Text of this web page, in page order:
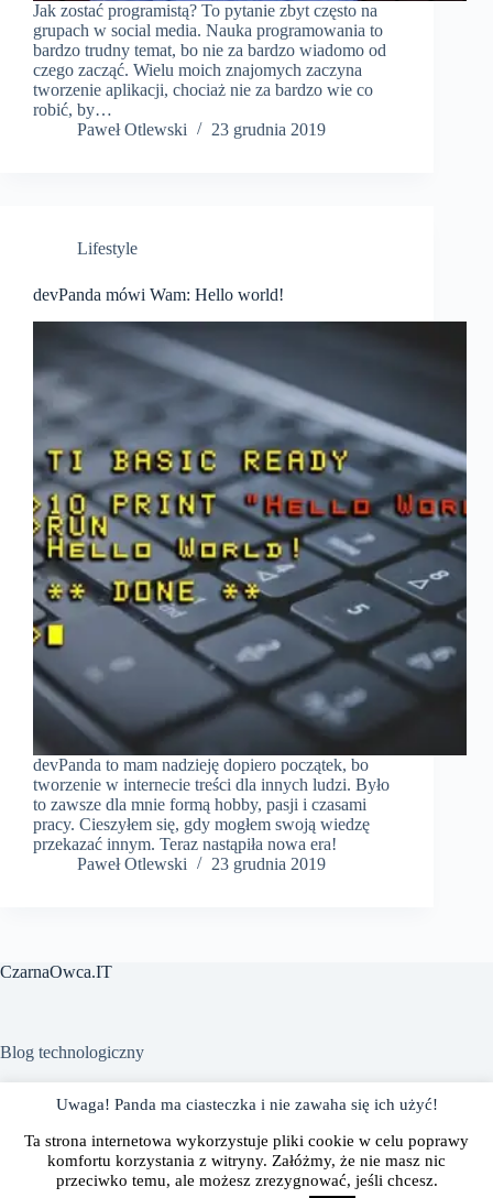
Jak zostać programistą? To pytanie zbyt często na
grupach w social media. Nauka programowania to
bardzo trudny temat, bo nie za bardzo wiadomo od
czego zacząć. Wielu moich znajomych zaczyna
tworzenie aplikacji, chociaż nie za bardzo wie co
robić, by…
Paweł Otlewski
23 grudnia 2019
Lifestyle
devPanda mówi Wam: Hello world!
devPanda to mam nadzieję dopiero początek, bo
tworzenie w internecie treści dla innych ludzi. Było
to zawsze dla mnie formą hobby, pasji i czasami
pracy. Cieszyłem się, gdy mogłem swoją wiedzę
przekazać innym. Teraz nastąpiła nowa era!
Paweł Otlewski
23 grudnia 2019
CzarnaOwca.IT
Blog technologiczny
Współpraca
O mnie
Uwaga! Panda ma ciasteczka i nie zawaha się ich użyć!
Ta strona internetowa wykorzystuje pliki cookie w celu poprawy
komfortu korzystania z witryny. Załóżmy, że nie masz nic
przeciwko temu, ale możesz zrezygnować, jeśli chcesz.